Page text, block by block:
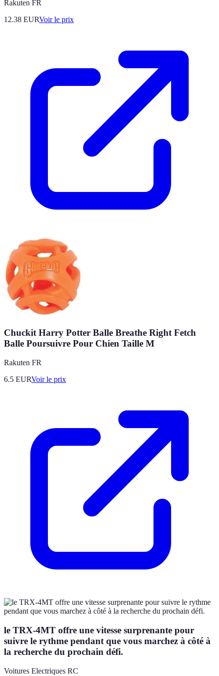
Rakuten FR
12.38 EURVoir le prix
Chuckit Harry Potter Balle Breathe Right Fetch
Balle Poursuivre Pour Chien Taille M
Rakuten FR
6.5 EURVoir le prix
le TRX-4MT offre une vitesse surprenante pour
suivre le rythme pendant que vous marchez à côté à
la recherche du prochain défi.
Voitures Electriques RC